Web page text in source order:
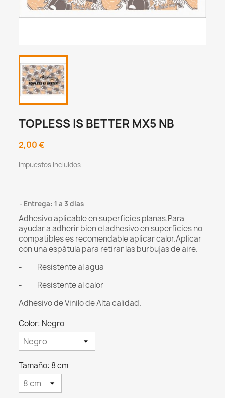
TOPLESS IS BETTER MX5 NB
2,00 €
Impuestos incluidos
Entrega: 1 a 3 dias
Adhesivo aplicable en superficies planas.Para
ayudar a adherir bien el adhesivo en superficies no
compatibles es recomendable aplicar calor.Aplicar
con una espátula para retirar las burbujas de aire.
- Resistente al agua
- Resistente al calor
Adhesivo de Vinilo de Alta calidad.
Color: Negro
Tamaño: 8 cm